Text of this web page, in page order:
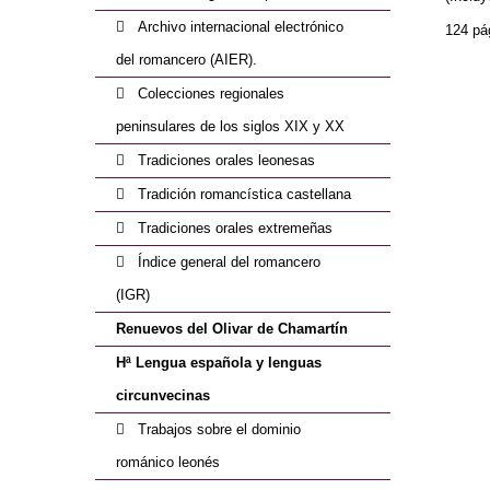
Archivo internacional electrónico
del romancero (AIER).
Colecciones regionales
peninsulares de los siglos XIX y XX
Tradiciones orales leonesas
Tradición romancística castellana
Tradiciones orales extremeñas
Índice general del romancero
(IGR)
Renuevos del Olivar de Chamartín
Hª Lengua española y lenguas
circunvecinas
Trabajos sobre el dominio
románico leonés
124